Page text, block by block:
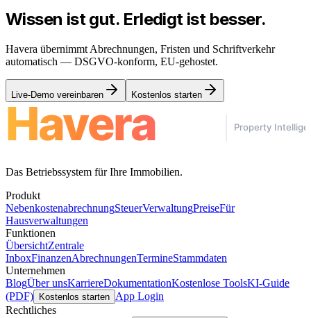
Wissen ist gut. Erledigt ist besser.
Havera übernimmt Abrechnungen, Fristen und Schriftverkehr
automatisch — DSGVO-konform, EU-gehostet.
Live-Demo vereinbaren Kostenlos starten
Das Betriebssystem für Ihre Immobilien.
Produkt
NebenkostenabrechnungSteuerVerwaltungPreiseFür
Hausverwaltungen
Funktionen
ÜbersichtZentrale
InboxFinanzenAbrechnungenTermineStammdaten
Unternehmen
BlogÜber unsKarriereDokumentationKostenlose ToolsKI-Guide
(PDF)
Kostenlos starten App Login
Rechtliches